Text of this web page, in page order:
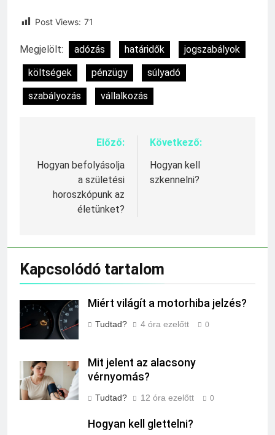
Post Views: 71
Megjelölt: adózás határidők
jogszabályok
költségek
pénzügy
súlyadó
szabályozás
vállalkozás
Bejegyzés
navigáció
Előző:
Hogyan befolyásolja
a születési
horoszkópunk az
életünket?
Következő:
Hogyan kell
szkennelni?
Kapcsolódó tartalom
Miért világít a motorhiba jelzés?
Tudtad? 4 óra ezelőtt 0
Mit jelent az alacsony
vérnyomás?
Tudtad? 12 óra ezelőtt 0
Hogyan kell glettelni?